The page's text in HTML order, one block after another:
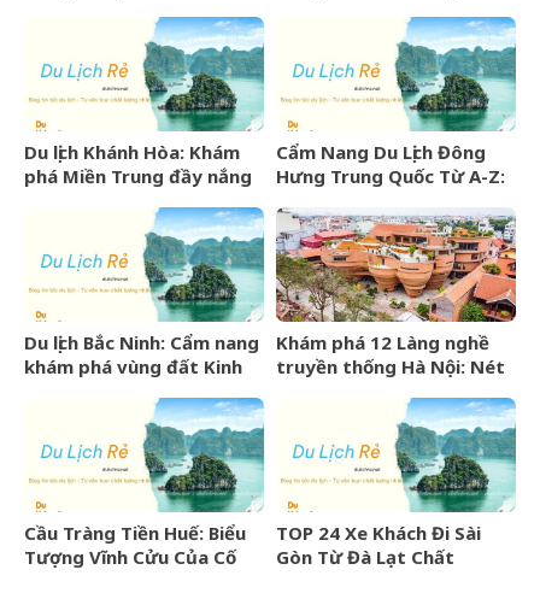
Du lịch Khánh Hòa: Khám
phá Miền Trung đầy nắng
Cẩm Nang Du Lịch Đông
Hưng Trung Quốc Từ A-Z:
Trình Chi Tiết
Du lịch Bắc Ninh: Cẩm nang
khám phá vùng đất Kinh
Khám phá 12 Làng nghề
truyền thống Hà Nội: Nét
Cầu Tràng Tiền Huế: Biểu
Tượng Vĩnh Cửu Của Cố
TOP 24 Xe Khách Đi Sài
Gòn Từ Đà Lạt Chất